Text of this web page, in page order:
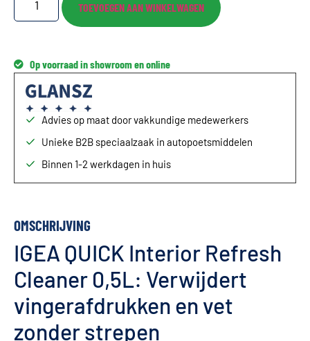
TOEVOEGEN AAN WINKELWAGEN
Op voorraad in showroom en online
Advies op maat door vakkundige medewerkers
Unieke B2B speciaalzaak in autopoetsmiddelen
Binnen 1-2 werkdagen in huis
OMSCHRIJVING
IGEA QUICK Interior Refresh
Cleaner 0,5L: Verwijdert
vingerafdrukken en vet
zonder strepen